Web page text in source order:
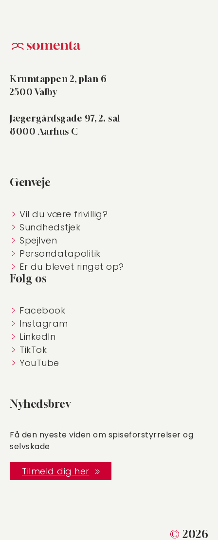
Krumtappen 2, plan 6
2500 Valby
Jægergårdsgade 97, 2. sal
8000 Aarhus C
Genveje
Vil du være frivillig?
Sundhedstjek
Spejlven
Persondatapolitik
Er du blevet ringet op?
Følg os
Facebook
Instagram
LinkedIn
TikTok
YouTube
Nyhedsbrev
Få den nyeste viden om spiseforstyrrelser og
selvskade
Tilmeld dig her
© 2026